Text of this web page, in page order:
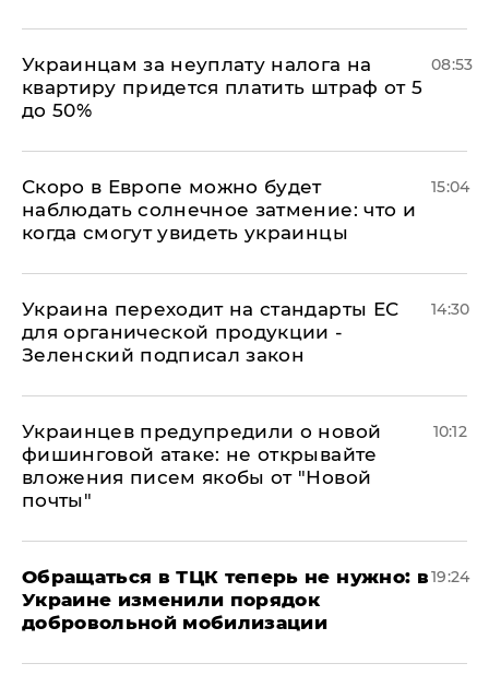
Украинцам за неуплату налога на
квартиру придется платить штраф от 5
до 50%
08:53
Скоро в Европе можно будет
наблюдать солнечное затмение: что и
когда смогут увидеть украинцы
15:04
Украина переходит на стандарты ЕС
для органической продукции -
Зеленский подписал закон
14:30
Украинцев предупредили о новой
фишинговой атаке: не открывайте
вложения писем якобы от "Новой
почты"
10:12
Обращаться в ТЦК теперь не нужно: в
Украине изменили порядок
добровольной мобилизации
19:24